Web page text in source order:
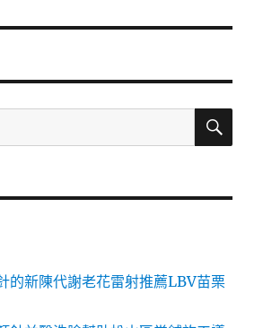
搜
的新陳代謝老花雷射推薦LBV苗栗